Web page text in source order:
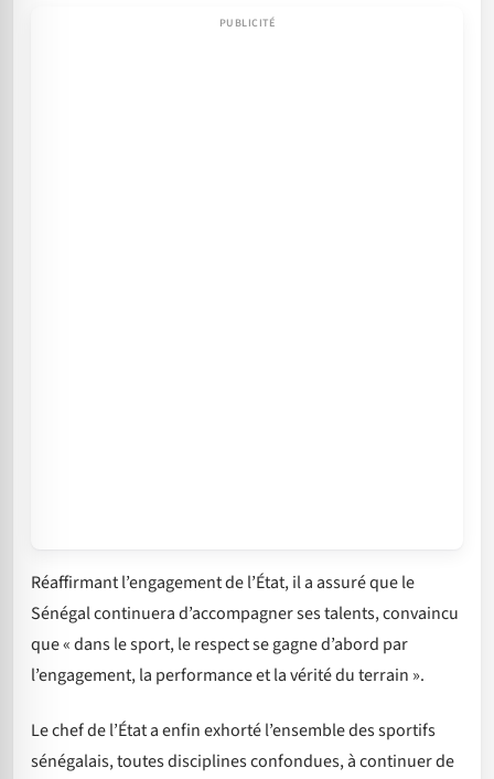
Réaffirmant l’engagement de l’État, il a assuré que le
Sénégal continuera d’accompagner ses talents, convaincu
que « dans le sport, le respect se gagne d’abord par
l’engagement, la performance et la vérité du terrain ».
Le chef de l’État a enfin exhorté l’ensemble des sportifs
sénégalais, toutes disciplines confondues, à continuer de